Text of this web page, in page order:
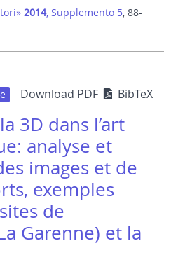
2014, Supplemento 5, 88-
Download PDF BibTeX
3D dans l’art
analyse et
images et de
exemples
de
Garenne) et la